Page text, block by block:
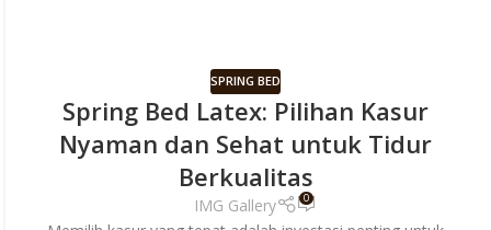
SPRING BED
Spring Bed Latex: Pilihan Kasur
Nyaman dan Sehat untuk Tidur
Berkualitas
IMG Gallery 0